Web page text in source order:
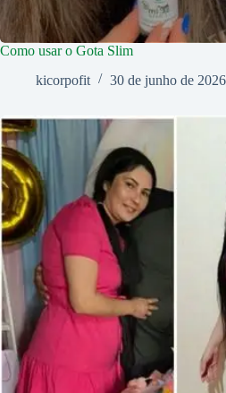
Como usar o Gota Slim
kicorpofit
30 de junho de 2026